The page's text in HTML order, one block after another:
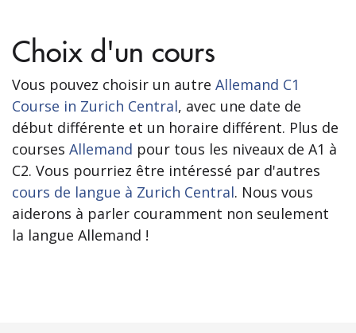
Choix d'un cours
Vous pouvez choisir un autre Allemand C1
Course in Zurich Central, avec une date de
début différente et un horaire différent. Plus de
courses Allemand pour tous les niveaux de A1 à
C2. Vous pourriez être intéressé par d'autres
cours de langue à Zurich Central. Nous vous
aiderons à parler couramment non seulement
la langue Allemand !